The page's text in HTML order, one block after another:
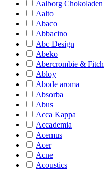
Aalborg Chokoladen
Aalto
Abaco
Abbacino
Abc Design
Abeko
Abercrombie & Fitch
Abloy
Abode aroma
Absorba
Abus
Acca Kappa
Accademia
Acemus
Acer
Acne
Acoustics